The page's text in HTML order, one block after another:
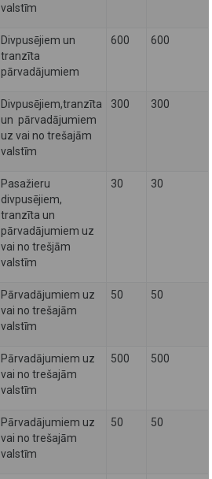
valstīm
Divpusējiem un
tranzīta
pārvadājumiem
600 600
Divpusējiem,tranzīta
un pārvadājumiem
uz vai no trešajām
valstīm
300 300
Pasažieru
divpusējiem,
tranzīta un
pārvadājumiem uz
vai no trešjām
valstīm
30 30
Pārvadājumiem uz
vai no trešajām
valstīm
50 50
Pārvadājumiem uz
vai no trešajām
valstīm
500 500
Pārvadājumiem uz
vai no trešajām
valstīm
50 50